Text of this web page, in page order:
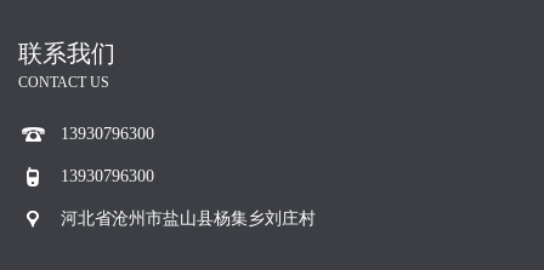
联系我们
CONTACT US
13930796300
13930796300
河北省沧州市盐山县杨集乡刘庄村